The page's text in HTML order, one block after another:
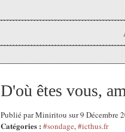
D'où êtes vous,
Publié par Miniritou sur 9 Décembre
Catégories : #sondage,#icthus.fr